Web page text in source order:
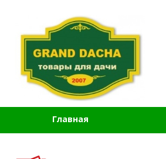
Главная